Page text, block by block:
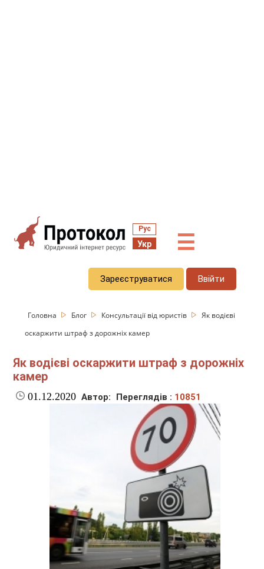
Рус
Укр ☰
Зареєструватися Ввійти
Головна Блог Консультації від юристів
Як водієві
оскаржити штраф з дорожніх камер
Як водієві оскаржити штраф з дорожніх
камер
01.12.2020 Автор: Переглядів : 10851